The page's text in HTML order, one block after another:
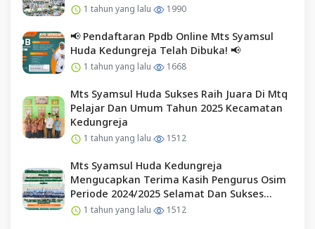
1 tahun yang lalu 1990
📢 Pendaftaran Ppdb Online Mts Syamsul
Huda Kedungreja Telah Dibuka! 📢
1 tahun yang lalu 1668
Mts Syamsul Huda Sukses Raih Juara Di Mtq
Pelajar Dan Umum Tahun 2025 Kecamatan
Kedungreja
1 tahun yang lalu 1512
Mts Syamsul Huda Kedungreja
Mengucapkan Terima Kasih Pengurus Osim
Periode 2024/2025 Selamat Dan Sukses
Kepada Pengurus Osim Periode 2025/2026
1 tahun yang lalu 1512